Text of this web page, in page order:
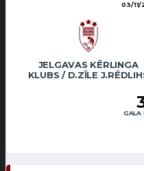
03/11/
JELGAVAS KĒRLINGA
KLUBS / D.ZĪLE
GALA